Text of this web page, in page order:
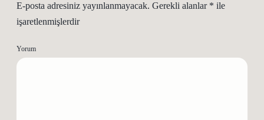
E-posta adresiniz yayınlanmayacak. Gerekli alanlar * ile
işaretlenmişlerdir
Yorum